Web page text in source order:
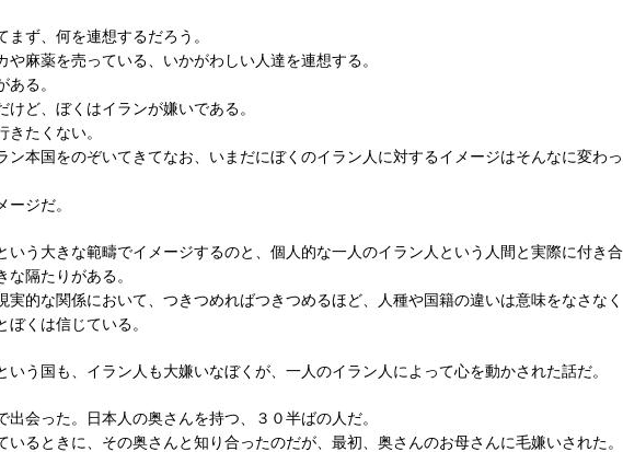
まず、何を連想するだろう。
や麻薬を売っている、いかがわしい人達を連想する。
ある。
けど、ぼくはイランが嫌いである。
きたくない。
ン本国をのぞいてきてなお、いまだにぼくのイラン人に対するイメージはそんなに変わっ
ージだ。
いう大きな範疇でイメージするのと、個人的な一人のイラン人という人間と実際に付き合
な隔たりがある。
実的な関係において、つきつめればつきつめるほど、人種や国籍の違いは意味をなさなく
ぼくは信じている。
いう国も、イラン人も大嫌いなぼくが、一人のイラン人によって心を動かされた話だ。
出会った。日本人の奥さんを持つ、３０半ばの人だ。
いるときに、その奥さんと知り合ったのだが、最初、奥さんのお母さんに毛嫌いされた。